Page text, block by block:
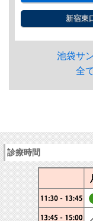
新宿東
池袋サ
全
診療時間